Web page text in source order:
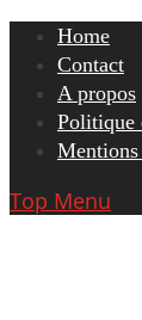
Skip
content
Home
Contact
A propos
Politique
Top Menu